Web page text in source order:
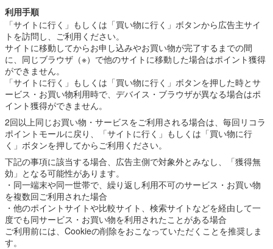
利用手順
「サイトに行く」もしくは「買い物に行く」ボタンから広告主サイ
トを訪問し、ご利用ください。
サイトに移動してからお申し込みやお買い物が完了するまでの間
に、同じブラウザ（※）で他のサイトに移動した場合はポイント獲得
ができません。
「サイトに行く」もしくは「買い物に行く」ボタンを押した時とサ
ービス・お買い物利用時で、デバイス・ブラウザが異なる場合はポ
イント獲得ができません。
2回以上同じお買い物・サービスをご利用される場合は、毎回リコラ
ポイントモールに戻り、「サイトに行く」もしくは「買い物に行
く」ボタンを押してからご利用ください。
下記の事項に該当する場合、広告主側で対象外とみなし、「獲得無
効」となる可能性があります。
・同一端末や同一世帯で、繰り返し利用不可のサービス・お買い物
を複数回ご利用された場合
・他のポイントサイトや比較サイト、検索サイトなどを経由して一
度でも同サービス・お買い物を利用されたことがある場合
ご利用前には、Cookieの削除をおこなっていただくことを推奨しま
す。